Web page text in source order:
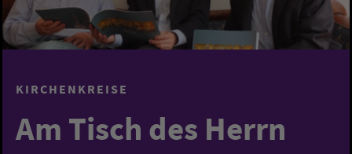
KIRCHENKREISE
Am Tisch des Herrn